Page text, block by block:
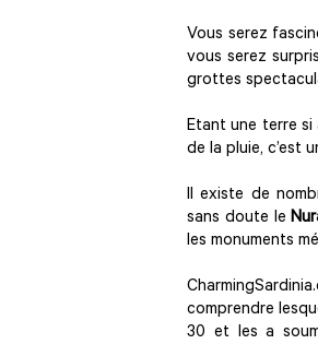
Vous serez
vous serez
grottes
Etant une terre si
de la pluie, c’est
Il existe de
sans doute le
les monuments
comprendre
30 et les a